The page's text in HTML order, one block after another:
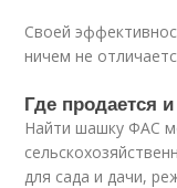
Своей
ничем не
Где продается
Найти шашку ФАС
для сада и дачи,